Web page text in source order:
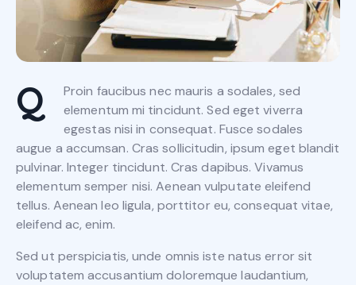
Q
Proin faucibus nec mauris a sodales, sed
elementum mi tincidunt. Sed eget viverra
egestas nisi in consequat. Fusce sodales
augue a accumsan. Cras sollicitudin, ipsum eget blandit
pulvinar. Integer tincidunt. Cras dapibus. Vivamus
elementum semper nisi. Aenean vulputate eleifend
tellus. Aenean leo ligula, porttitor eu, consequat vitae,
eleifend ac, enim.
Sed ut perspiciatis, unde omnis iste natus error sit
voluptatem accusantium doloremque laudantium,